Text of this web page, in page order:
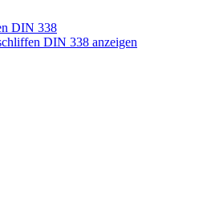
DIN 338
DIN 338 anzeigen